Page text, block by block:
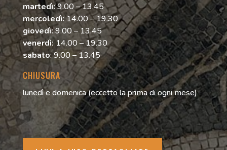
martedì:9.00 – 13.45
mercoledì:14.00 – 19.30
giovedì:9.00 – 13.45
venerdì:14.00 – 19.30
sabato: 9.00 – 13.45
CHIUSURA
lunedì e domenica (eccetto la prima di ogni mese)